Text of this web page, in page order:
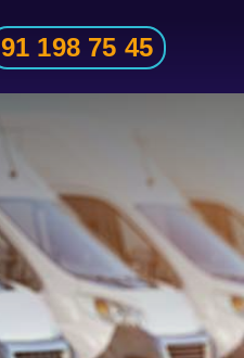
91 198 75 45